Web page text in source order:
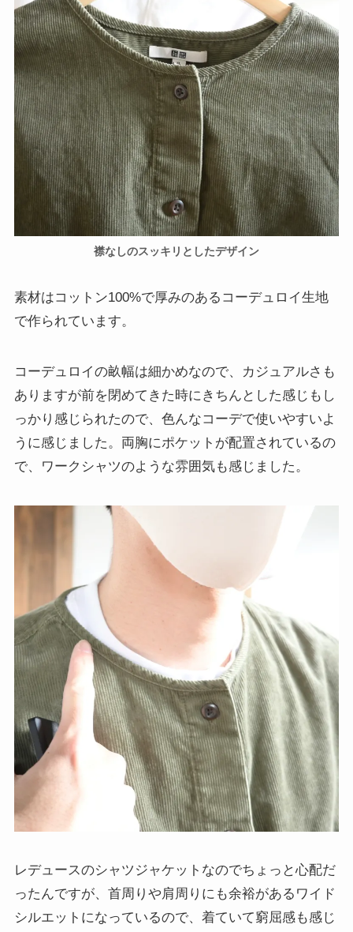
襟なしのスッキリとしたデザイン
素材はコットン100%で厚みのあるコーデュロイ生地
で作られています。
コーデュロイの畝幅は細かめなので、カジュアルさも
ありますが前を閉めてきた時にきちんとした感じもし
っかり感じられたので、色んなコーデで使いやすいよ
うに感じました。両胸にポケットが配置されているの
で、ワークシャツのような雰囲気も感じました。
レデュースのシャツジャケットなのでちょっと心配だ
ったんですが、首周りや肩周りにも余裕があるワイド
シルエットになっているので、着ていて窮屈感も感じ